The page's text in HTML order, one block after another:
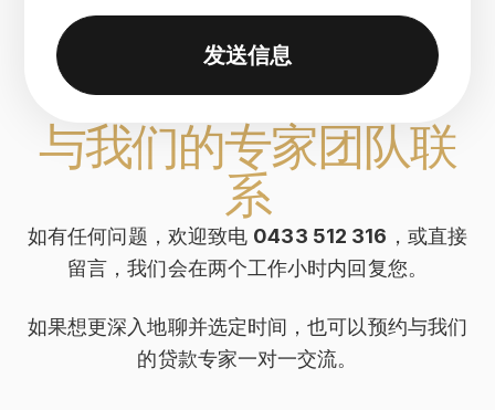
与我们的专家团队联
系
如有任何问题，欢迎致电 0433 512 316 ，或直接
留言，我们会在两个工作小时内回复您。
如果想更深入地聊并选定时间，也可以预约与我们
的贷款专家一对一交流。
发送信息